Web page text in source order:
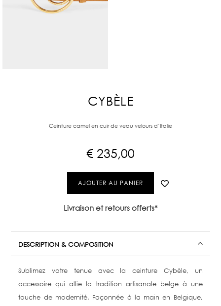
CYBÈLE
Ceinture camel en cuir de veau velours d’Italie
€ 235,00
AJOUTER AU PANIER
Livraison et retours offerts*
DESCRIPTION & COMPOSITION
Sublimez votre tenue avec la ceinture Cybèle, un
accessoire qui allie la tradition artisanale belge à une
touche de modernité. Façonnée à la main en Belgique,